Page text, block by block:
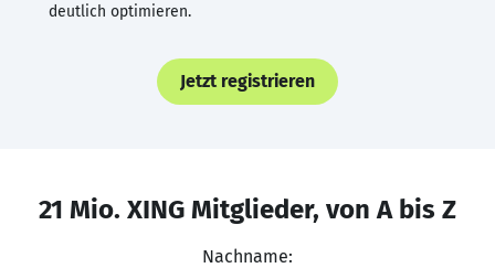
deutlich optimieren.
Jetzt registrieren
21 Mio. XING Mitglieder, von A bis Z
Nachname: